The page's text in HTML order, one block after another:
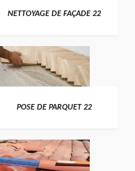
NETTOYAGE DE FAÇADE 22
POSE DE PARQUET 22